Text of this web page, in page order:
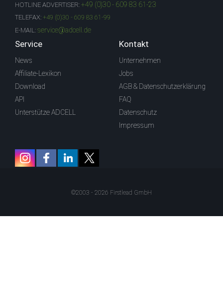
HOTLINE ADVERTISER: +49 (0)30 - 609 83 61-23
TELEFAX: +49 (0)30 - 609 83 61-99
E-MAIL: service@adcell.de
Service
News
Affiliate-Lexikon
Download
API
Unterstütze ADCELL
Kontakt
Unternehmen
Jobs
AGB & Datenschutzerklärung
FAQ
Datenschutz
Impressum
©2003 - 2026 Firstlead GmbH